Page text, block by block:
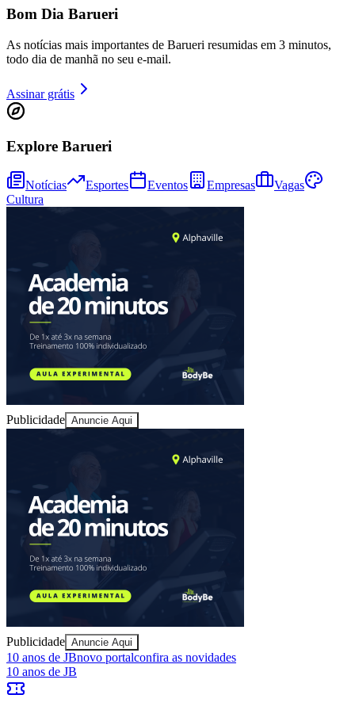
Goiás
Bom Dia Barueri
As notícias mais importantes de Barueri resumidas em 3 minutos,
todo dia de manhã no seu e-mail.
Assinar grátis
Explore Barueri
Notícias Esportes Eventos Empresas
Vagas
Cultura
Publicidade Anuncie Aqui
Publicidade Anuncie Aqui
10 anos de JBnovo portalconfira as novidades
10 anos de JB